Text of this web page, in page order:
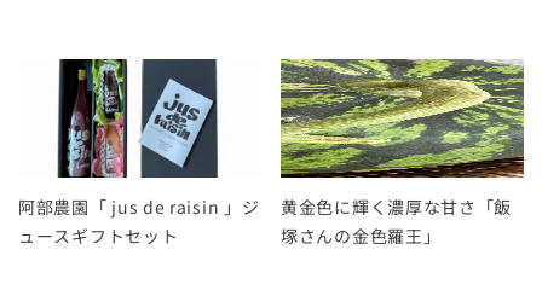
阿部農園「 jus de raisin 」ジ
ュースギフトセット
黄金色に輝く濃厚な甘さ「飯
塚さんの金色羅王」